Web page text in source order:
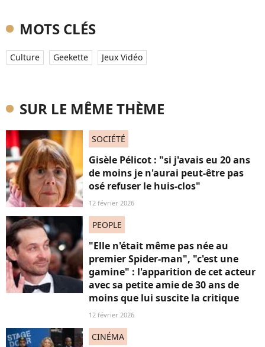
MOTS CLÉS
Culture Geekette Jeux Vidéo
SUR LE MÊME THÈME
SOCIÉTÉ
Gisèle Pélicot : "si j'avais eu 20 ans
de moins je n'aurai peut-être pas
osé refuser le huis-clos"
12 février 2026
PEOPLE
"Elle n'était même pas née au
premier Spider-man", "c'est une
gamine" : l'apparition de cet acteur
avec sa petite amie de 30 ans de
moins que lui suscite la critique
12 février 2026
CINÉMA